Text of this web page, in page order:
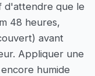
d'attendre que le
48 heures,
avant
Appliquer une
humide